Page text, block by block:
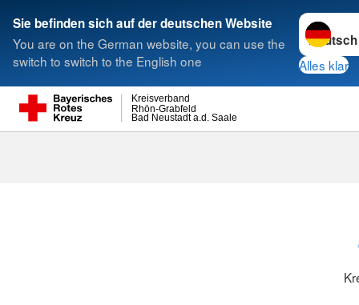
Sie befinden sich auf der deutschen Website
You are on the German website, you can use the
switch to switch to the English one
Sprache
Alles klar
Bad Neustadt a.d. Saale
Rhön-Grabfeld
Kreisverband
Suche